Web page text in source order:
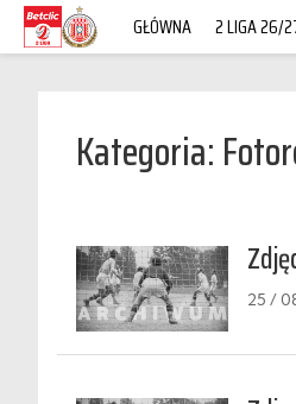
GŁÓWNA 2 LIGA 26/
Kategoria:
25 /